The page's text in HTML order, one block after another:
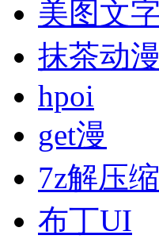
美图文
抹茶动
hpoi
get漫
7z解压
布丁UI